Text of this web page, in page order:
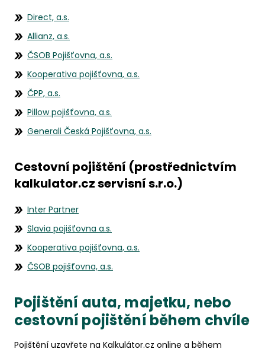
Direct, a.s.
Allianz, a.s.
ČSOB Pojišťovna, a.s.
Kooperativa pojišťovna, a.s.
ČPP, a.s.
Pillow pojišťovna, a.s.
Generali Česká Pojišťovna, a.s.
Cestovní pojištění (prostřednictvím
kalkulator.cz servisní s.r.o.)
Inter Partner
Slavia pojišťovna a.s.
Kooperativa pojišťovna, a.s.
ČSOB pojišťovna, a.s.
Pojištění auta, majetku, nebo
cestovní pojištění během chvíle
Pojištění uzavřete na Kalkulátor.cz online a během